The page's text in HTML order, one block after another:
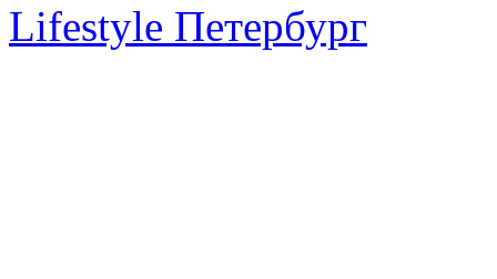
Lifestyle Петербург